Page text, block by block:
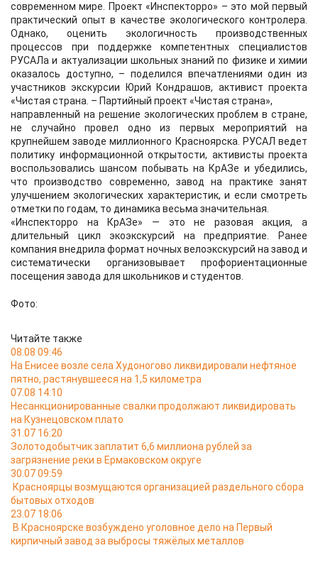
современном мире. Проект «Инспекторро» – это мой первый
практический опыт в качестве экологического контролера.
Однако, оценить экологичность производственных
процессов при поддержке компетентных специалистов
РУСАЛа и актуализации школьных знаний по физике и химии
оказалось доступно, – поделился впечатлениями один из
участников экскурсии Юрий Кондрашов, активист проекта
«Чистая страна. – Партийный проект «Чистая страна»,
направленный на решение экологических проблем в стране,
не случайно провел одно из первых мероприятий на
крупнейшем заводе миллионного Красноярска. РУСАЛ ведет
политику информационной открытости, активисты проекта
воспользовались шансом побывать на КрАЗе и убедились,
что производство современно, завод на практике занят
улучшением экологических характеристик, и если смотреть
отметки по годам, то динамика весьма значительная.
«Инспекторро на КрАЗе» — это не разовая акция, а
длительный цикл экоэкскурсий на предприятие. Ранее
компания внедрила формат ночных велоэкскурсий на завод и
систематически организовывает профориентационные
посещения завода для школьников и студентов.
Фото:
Читайте также
08.08 09:46
На Енисее возле села Худоногово ликвидировали нефтяное
пятно, растянувшееся на 1,5 километра
07.08 14:10
Несанкционированные свалки продолжают ликвидировать
на Кузнецовском плато
31.07 16:20
Золотодобытчик заплатит 6,6 миллиона рублей за
загрязнение реки в Ермаковском округе
30.07 09:59
Красноярцы возмущаются организацией раздельного сбора
бытовых отходов
23.07 18:06
В Красноярске возбуждено уголовное дело на Первый
кирпичный завод за выбросы тяжёлых металлов